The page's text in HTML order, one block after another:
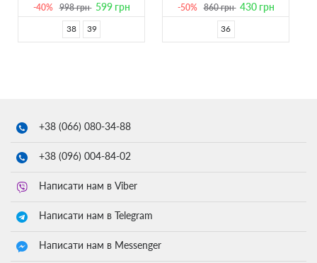
-40% 998грн 599грн
38 39
-50% 860грн 430грн
36
+38 (066) 080-34-88
+38 (096) 004-84-02
Написати нам в Viber
Написати нам в Telegram
Написати нам в Messenger